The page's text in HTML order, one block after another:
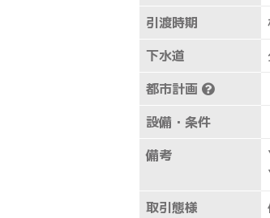
引渡時期
下水道
都市計画
設備・条件
備考
取引態様